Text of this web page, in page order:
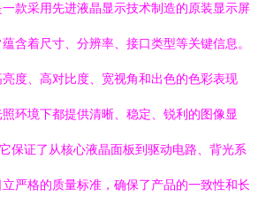
款采用先进液晶显示技术制造的原装显示屏
含着尺寸、分辨率、接口类型等关键信息。
度、高对比度、宽视角和出色的色彩表现
环境下都提供清晰、稳定、锐利的图像显
保证了从核心液晶面板到驱动电路、背光系
严格的质量标准，确保了产品的一致性和长